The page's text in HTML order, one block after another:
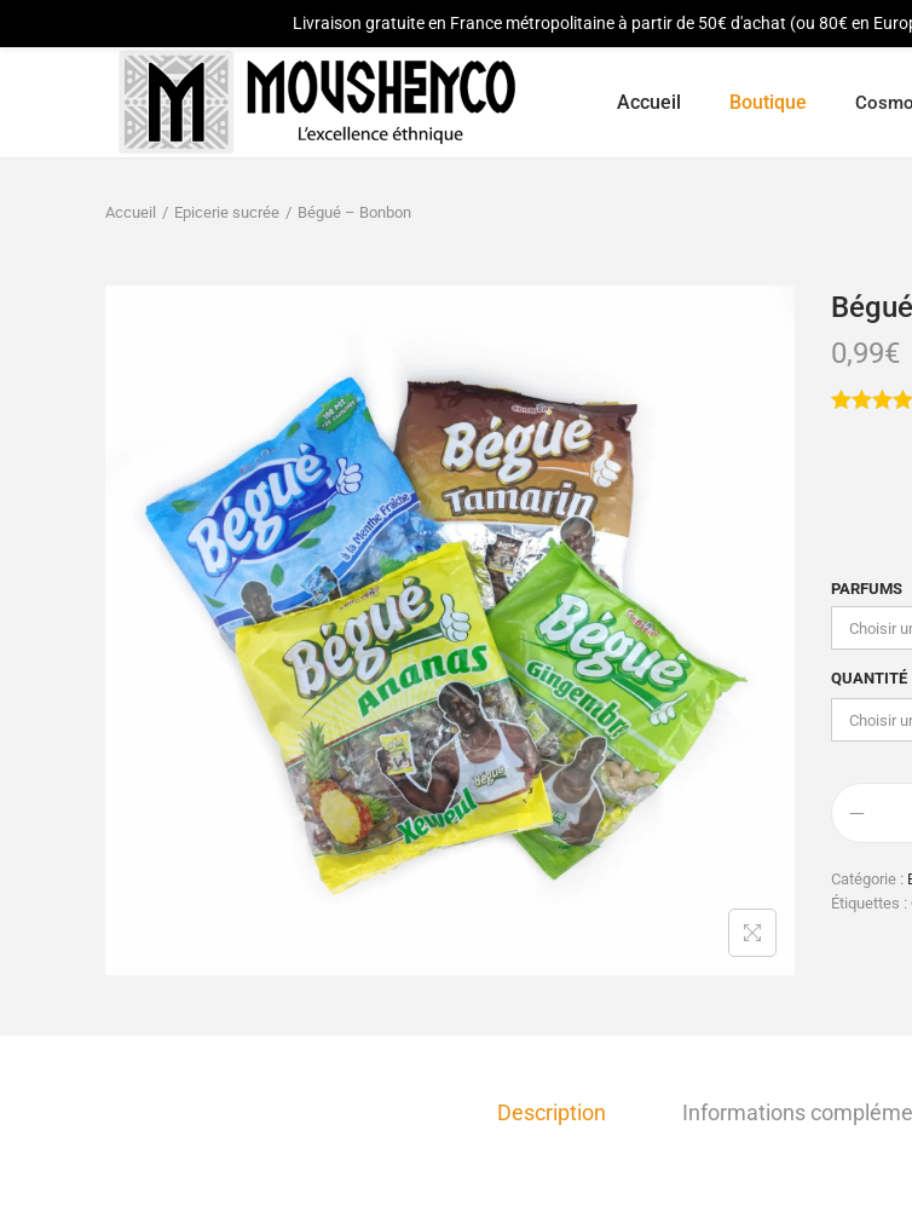
Accueil Boutique
Accueil / Epicerie sucrée / Bégué – Bonbon
0,99€
PARFUMS
QUANTITÉ
Catégorie :
Étiquettes :
Description Informations
Livraison gratuite en France métropolitaine à partir de 50€ d'achat (ou 80€ en